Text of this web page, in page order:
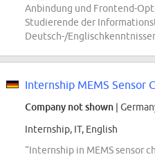
Anbindung und Frontend-
Studierende der
Deutsch-/
Company not shown |
Internship, IT, English
“Internship in MEMS sensor